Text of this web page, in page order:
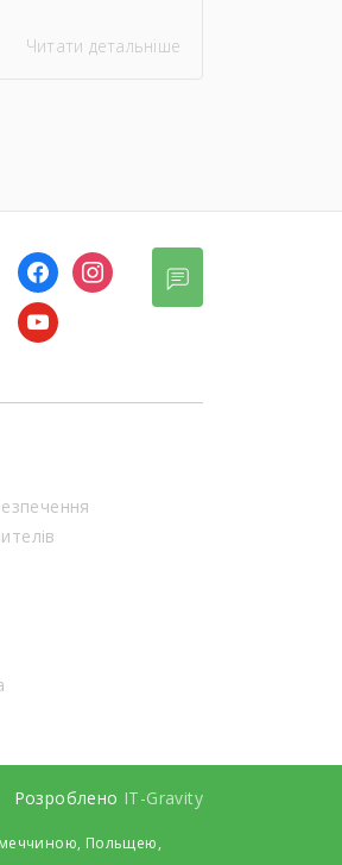
Читати детальніше
facebookinstagram
youtube
Розроблено IT-Gravity
Польщею,